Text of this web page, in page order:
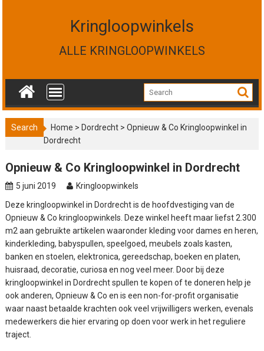
n
Kringloopwinkels
ALLE KRINGLOOPWINKELS
Search Home >Dordrecht >Opnieuw & Co Kringloopwinkel in
Dordrecht
Opnieuw & Co Kringloopwinkel in Dordrecht
5 juni 2019
Kringloopwinkels
Deze kringloopwinkel in Dordrecht is de hoofdvestiging van de
Opnieuw & Co kringloopwinkels. Deze winkel heeft maar liefst 2.300
m2 aan gebruikte artikelen waaronder kleding voor dames en heren,
kinderkleding, babyspullen, speelgoed, meubels zoals kasten,
banken en stoelen, elektronica, gereedschap, boeken en platen,
huisraad, decoratie, curiosa en nog veel meer. Door bij deze
kringloopwinkel in Dordrecht spullen te kopen of te doneren help je
ook anderen, Opnieuw & Co en is een non-for-profit organisatie
waar naast betaalde krachten ook veel vrijwilligers werken, evenals
medewerkers die hier ervaring op doen voor werk in het reguliere
traject.